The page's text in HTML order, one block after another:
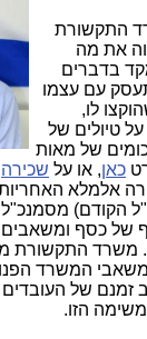
התקשורת
את מה
בדברים
עם עצמו
לו,
טיולים של
של מאות
כאן, או על שכירה
אלמלא
הקודם) מסמנכ"ל
של כסף
משרד
המשרד
זמנם של
הזו.